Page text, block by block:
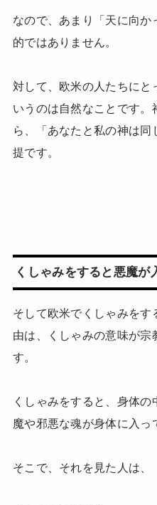
なので、あまり「天に向
的ではありません。
対して、欧米の人たちにと
いうのは自然なことです
ら、「あなたと私の神は
提です。
くしゃみをすると悪魔が
そして欧米でくしゃみを
由は、くしゃみの意味が
す。
くしゃみをすると、身体
魔や邪悪な魂が身体に入っ
そこで、それを見た人は、